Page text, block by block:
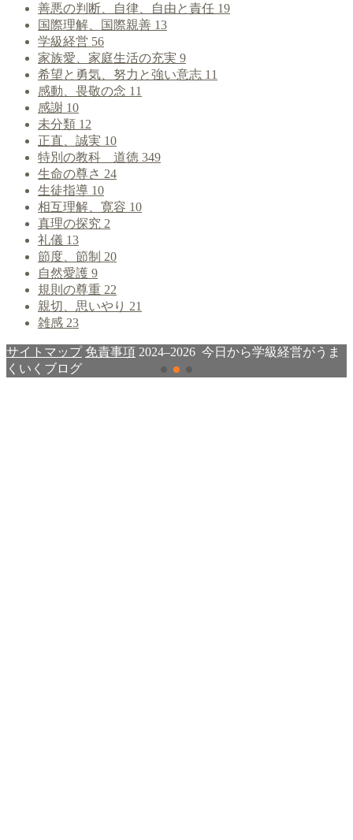
善悪の判断、自律、自由と責任 19
国際理解、国際親善 13
学級経営 56
家族愛、家庭生活の充実 9
希望と勇気、努力と強い意志 11
感動、畏敬の念 11
感謝 10
未分類 12
正直、誠実 10
特別の教科 道徳 349
生命の尊さ 24
生徒指導 10
相互理解、寛容 10
真理の探究 2
礼儀 13
節度、節制 20
自然愛護 9
規則の尊重 22
親切、思いやり 21
雑感 23
サイトマップ 免責事項 2024–2026 今日から学級経営がうま
くいくブログ